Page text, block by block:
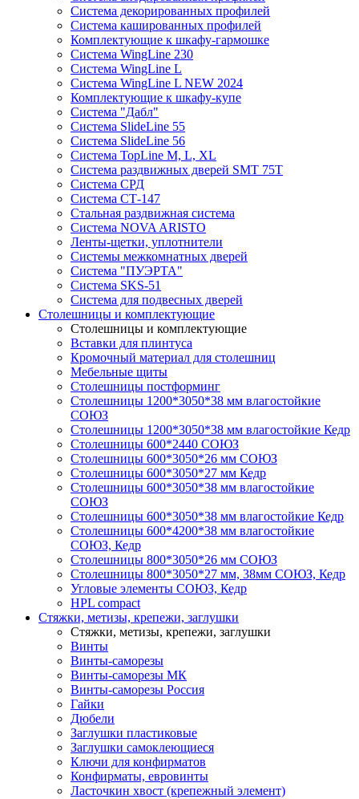
Система декорированных профилей
Система кашированных профилей
Комплектующие к шкафу-гармошке
Система WingLine 230
Система WingLine L
Система WingLine L NEW 2024
Комплектующие к шкафу-купе
Система "Дабл"
Система SlideLine 55
Система SlideLine 56
Система TopLine M, L, XL
Система раздвижных дверей SMT 75T
Система СРД
Система СТ-147
Стальная раздвижная система
Система NOVA ARISTO
Ленты-щетки, уплотнители
Системы межкомнатных дверей
Система "ПУЭРТА"
Система SKS-51
Система для подвесных дверей
Столешницы и комплектующие
Столешницы и комплектующие
Вставки для плинтуса
Кромочный материал для столешниц
Мебельные щиты
Столешницы постформинг
Столешницы 1200*3050*38 мм влагостойкие
СОЮЗ
Столешницы 1200*3050*38 мм влагостойкие Кедр
Столешницы 600*2440 СОЮЗ
Столешницы 600*3050*26 мм СОЮЗ
Столешницы 600*3050*27 мм Кедр
Столешницы 600*3050*38 мм влагостойкие
СОЮЗ
Столешницы 600*3050*38 мм влагостойкие Кедр
Столешницы 600*4200*38 мм влагостойкие
СОЮЗ, Кедр
Столешницы 800*3050*26 мм СОЮЗ
Столешницы 800*3050*27 мм, 38мм СОЮЗ, Кедр
Угловые элементы СОЮЗ, Кедр
HPL compact
Стяжки, метизы, крепежи, заглушки
Стяжки, метизы, крепежи, заглушки
Винты
Винты-саморезы
Винты-саморезы МК
Винты-саморезы Россия
Гайки
Дюбели
Заглушки пластиковые
Заглушки самоклеющиеся
Ключи для конфирматов
Конфирматы, евровинты
Ласточкин хвост (крепежный элемент)